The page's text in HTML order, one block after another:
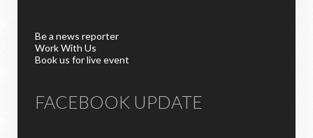
Be a news reporter
Work With Us
Book us for live event
FACEBOOK UPDATE